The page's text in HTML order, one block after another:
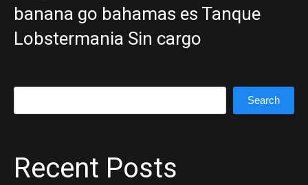
banana go bahamas es Tanque
Lobstermania Sin cargo
Search
Recent Posts